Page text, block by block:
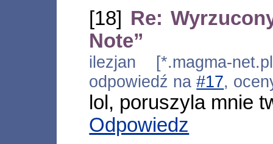
[18] Re:
Note”
ilezjan [*.magma-
odpowiedź na#17,
lol, poruszyla mnie
Odpowiedz